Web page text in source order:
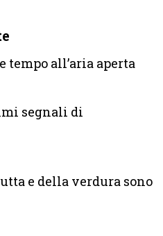
tempo all’aria aperta
segnali di
e della verdura sono